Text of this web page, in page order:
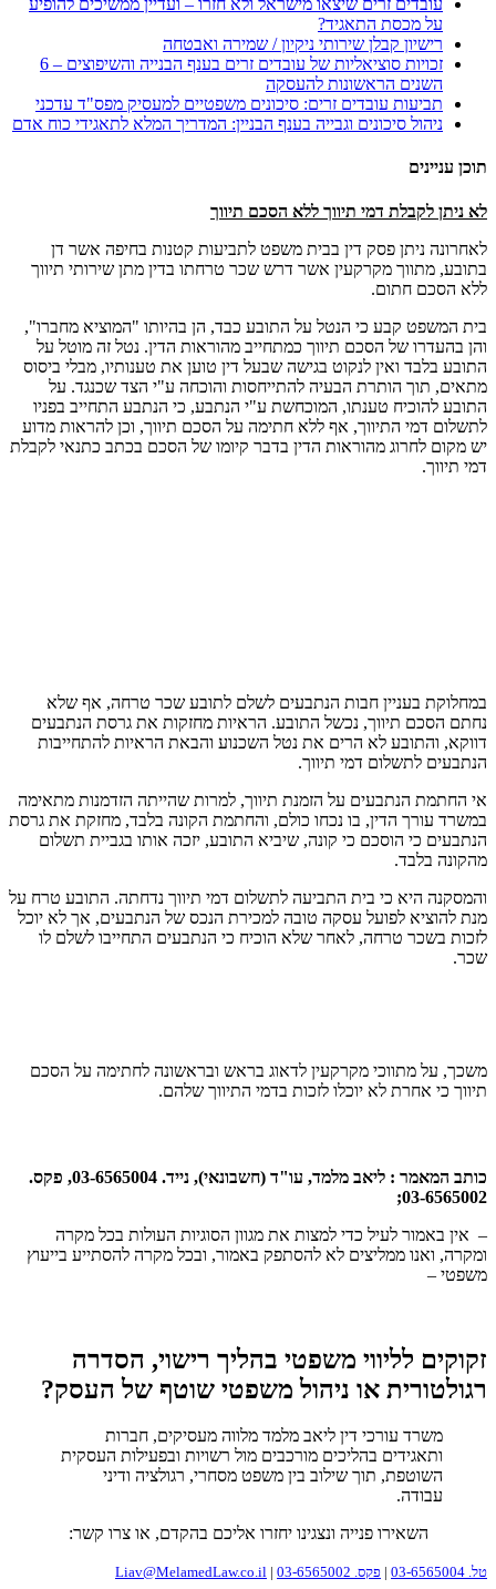
עובדים זרים שיצאו מישראל ולא חזרו – ועדיין ממשיכים להופיע
על מכסת התאגיד?
רישיון קבלן שירותי ניקיון / שמירה ואבטחה
זכויות סוציאליות של עובדים זרים בענף הבנייה והשיפוצים – 6
השנים הראשונות להעסקה
תביעות עובדים זרים: סיכונים משפטיים למעסיק מפס"ד עדכני
ניהול סיכונים וגבייה בענף הבניין: המדריך המלא לתאגידי כוח אדם
תוכן עניינים
לא ניתן לקבלת דמי תיווך ללא הסכם תיווך
לאחרונה ניתן פסק דין בבית משפט לתביעות קטנות בחיפה אשר דן
בתובע, מתווך מקרקעין אשר דרש שכר טרחתו בדין מתן שירותי תיווך
ללא הסכם חתום.
בית המשפט קבע כי הנטל על התובע כבד, הן בהיותו "המוציא מחברו",
והן בהעדרו של הסכם תיווך כמתחייב מהוראות הדין. נטל זה מוטל על
התובע בלבד ואין לנקוט בגישה שבעל דין טוען את טענותיו, מבלי ביסוס
מתאים, תוך הותרת הבעיה להתייחסות והוכחה ע"י הצד שכנגד. על
התובע להוכיח טענתו, המוכחשת ע"י הנתבע, כי הנתבע התחייב בפניו
לתשלום דמי התיווך, אף ללא חתימה על הסכם תיווך, וכן להראות מדוע
יש מקום לחרוג מהוראות הדין בדבר קיומו של הסכם בכתב כתנאי לקבלת
דמי תיווך.
במחלוקת בעניין חבות הנתבעים לשלם לתובע שכר טרחה, אף שלא
נחתם הסכם תיווך, נכשל התובע. הראיות מחזקות את גרסת הנתבעים
דווקא, והתובע לא הרים את נטל השכנוע והבאת הראיות להתחייבות
הנתבעים לתשלום דמי תיווך.
אי החתמת הנתבעים על הזמנת תיווך, למרות שהייתה הזדמנות מתאימה
במשרד עורך הדין, בו נכחו כולם, והחתמת הקונה בלבד, מחזקת את גרסת
הנתבעים כי הוסכם כי קונה, שיביא התובע, יזכה אותו בגביית תשלום
מהקונה בלבד.
והמסקנה היא כי בית התביעה לתשלום דמי תיווך נדחתה. התובע טרח על
מנת להוציא לפועל עסקה טובה למכירת הנכס של הנתבעים, אך לא יוכל
לזכות בשכר טרחה, לאחר שלא הוכיח כי הנתבעים התחייבו לשלם לו
שכר.
משכך, על מתווכי מקרקעין לדאוג בראש ובראשונה לחתימה על הסכם
תיווך כי אחרת לא יוכלו לזכות בדמי התיווך שלהם.
כותב המאמר : ליאב מלמד, עו"ד (חשבונאי), נייד. 03-6565004, פקס.
03-6565002;
– אין באמור לעיל כדי למצות את מגוון הסוגיות העולות בכל מקרה
ומקרה, ואנו ממליצים לא להסתפק באמור, ובכל מקרה להסתייע בייעוץ
משפטי –
זקוקים לליווי משפטי בהליך רישוי, הסדרה
רגולטורית או ניהול משפטי שוטף של העסק?
משרד עורכי דין ליאב מלמד מלווה מעסיקים, חברות
ותאגידים בהליכים מורכבים מול רשויות ובפעילות העסקית
השוטפת, תוך שילוב בין משפט מסחרי, רגולציה ודיני
עבודה.
השאירו פנייה ונצגינו יחזרו אליכם בהקדם, או צרו קשר:
טל. 03-6565004 | פקס. 03-6565002 |
Liav@MelamedLaw.co.il